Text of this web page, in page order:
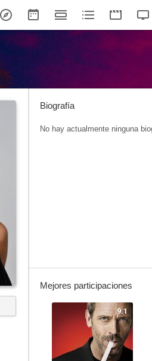
Biografía
No hay actualmente ninguna
Mejores participaciones
9.1